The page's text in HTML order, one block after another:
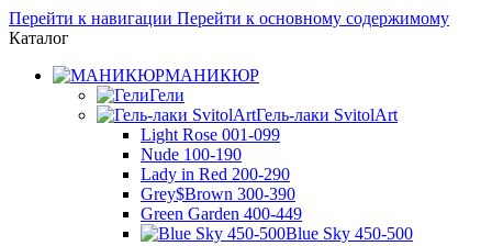
Перейти к навигации Перейти к основному содержимому
Каталог
МАНИКЮР
Гели
Гель-лаки SvitolArt
Light Rose 001-099
Nude 100-190
Lady in Red 200-290
Grey$Brown 300-390
Green Garden 400-449
Blue Sky 450-500